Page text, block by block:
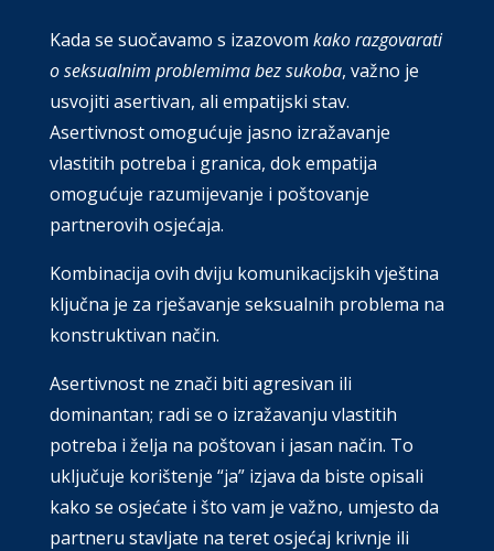
Kada se suočavamo s izazovom kako razgovarati
o seksualnim problemima bez sukoba, važno je
usvojiti asertivan, ali empatijski stav.
Asertivnost omogućuje jasno izražavanje
vlastitih potreba i granica, dok empatija
omogućuje razumijevanje i poštovanje
partnerovih osjećaja.
Kombinacija ovih dviju komunikacijskih vještina
ključna je za rješavanje seksualnih problema na
konstruktivan način.
Asertivnost ne znači biti agresivan ili
dominantan; radi se o izražavanju vlastitih
potreba i želja na poštovan i jasan način. To
uključuje korištenje “ja” izjava da biste opisali
kako se osjećate i što vam je važno, umjesto da
partneru stavljate na teret osjećaj krivnje ili